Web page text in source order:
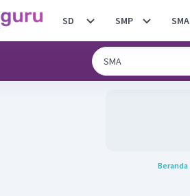
SD SMP SMA
Beranda